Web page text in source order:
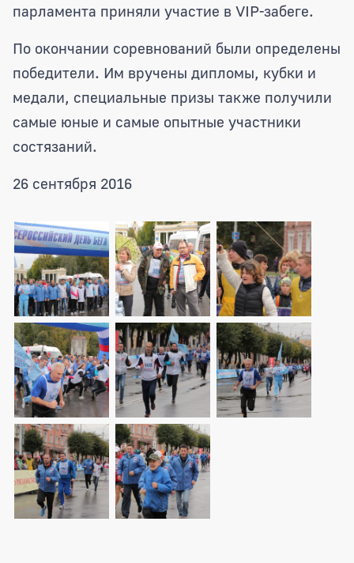
парламента приняли участие в VIP-забеге.
По окончании соревнований были определены
победители. Им вручены дипломы, кубки и
медали, специальные призы также получили
самые юные и самые опытные участники
состязаний.
26 сентября 2016